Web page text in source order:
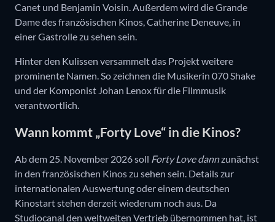
Canet und Benjamin Voisin. Außerdem wird die Grande
Dame des französischen Kinos, Catherine Deneuve, in
einer Gastrolle zu sehen sein.
Hinter den Kulissen versammelt das Projekt weitere
prominente Namen. So zeichnen die Musikerin 070 Shake
und der Komponist Johan Lenox für die Filmmusik
verantwortlich.
Wann kommt „Forty Love“ in die Kinos?
Ab dem 25. November 2026 soll Forty Love dannzunächst
in den französischen Kinos zu sehen sein. Details zur
internationalen Auswertung oder einem deutschen
Kinostart stehen derzeit wiederum noch aus. Da
Studiocanal den weltweiten Vertrieb übernommen hat, ist